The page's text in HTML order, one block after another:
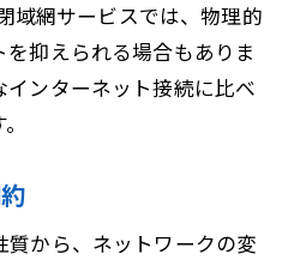
域網サービスでは、物理的
抑えられる場合もありま
ンターネット接続に比べ
から、ネットワークの変